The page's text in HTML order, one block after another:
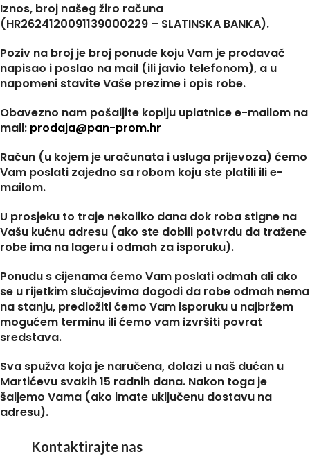
Iznos, broj našeg žiro računa
(HR2624120091139000229 – SLATINSKA BANKA).
Poziv na broj je broj ponude koju Vam je prodavač
napisao i poslao na mail (ili javio telefonom), a u
napomeni stavite Vaše prezime i opis robe.
Obavezno nam pošaljite kopiju uplatnice e-mailom na
mail: prodaja@pan-prom.hr
Račun (u kojem je uračunata i usluga prijevoza) ćemo
Vam poslati zajedno sa robom koju ste platili ili e-
mailom.
U prosjeku to traje nekoliko dana dok roba stigne na
Vašu kućnu adresu (ako ste dobili potvrdu da tražene
robe ima na lageru i odmah za isporuku).
Ponudu s cijenama ćemo Vam poslati odmah ali ako
se u rijetkim slučajevima dogodi da robe odmah nema
na stanju, predložiti ćemo Vam isporuku u najbržem
mogućem terminu ili ćemo vam izvršiti povrat
sredstava.
Sva spužva koja je naručena, dolazi u naš dućan u
Martićevu svakih 15 radnih dana. Nakon toga je
šaljemo Vama (ako imate uključenu dostavu na
adresu).
Kontaktirajte nas